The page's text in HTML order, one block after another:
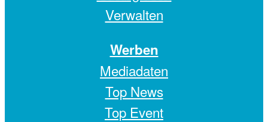
Verwalten
Werben
Mediadaten
Top News
Top Event